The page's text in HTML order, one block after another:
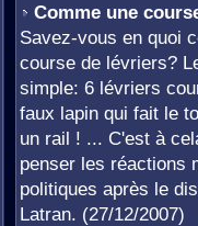
Comme une
Savez-vous en quoi
course de lévriers?
simple: 6 lévriers
faux lapin qui fait le
un rail ! ... C'est à
penser les réactions
politiques après le
Latran. (27/12/2007)